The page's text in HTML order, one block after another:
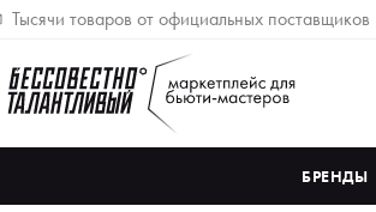
Тысячи товаров от официальных поставщиков
БРЕНДЫ